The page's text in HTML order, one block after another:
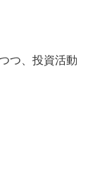
つ、投資活動